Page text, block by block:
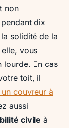
non
dix
solidité de la
elle, vous
lourde. En cas
toit, il
couvreur à
aussi
civile à